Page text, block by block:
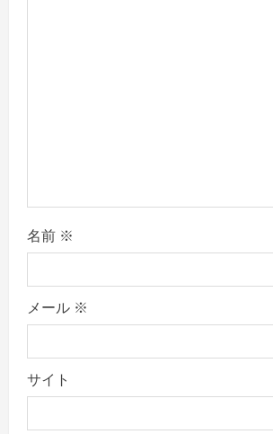
名前 ※
メール ※
サイト